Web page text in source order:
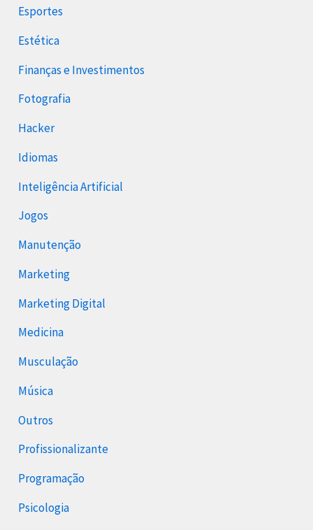
Esportes
Estética
Finanças e Investimentos
Fotografia
Hacker
Idiomas
Inteligência Artificial
Jogos
Manutenção
Marketing
Marketing Digital
Medicina
Musculação
Música
Outros
Profissionalizante
Programação
Psicologia